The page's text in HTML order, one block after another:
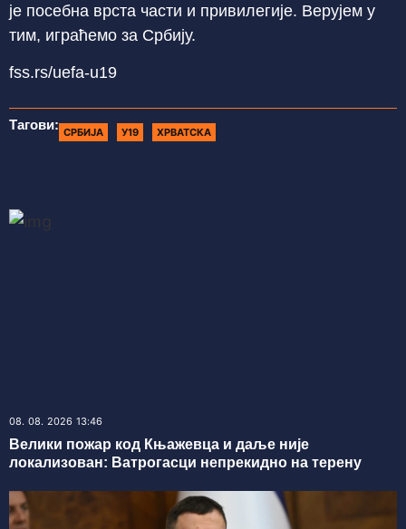
је посебна врста части и привилегије. Верујем у
тим, играћемо за Србију.
fss.rs/uefa-u19
Тагови: СРБИЈА У19 ХРВАТСКА
08. 08. 2026 13:46
Велики пожар код Књажевца и даље није
локализован: Ватрогасци непрекидно на терену